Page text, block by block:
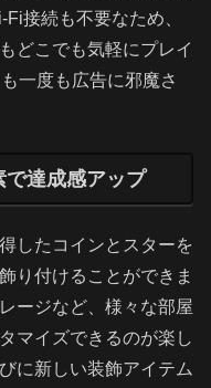
接続も不要なため、
どこでも気軽にプレイ
一度も広告に邪魔さ
達成感アップ
したコインとスターを
り付けることができま
ージなど、様々な部屋
マイズできるのが楽し
に新しい装飾アイテム